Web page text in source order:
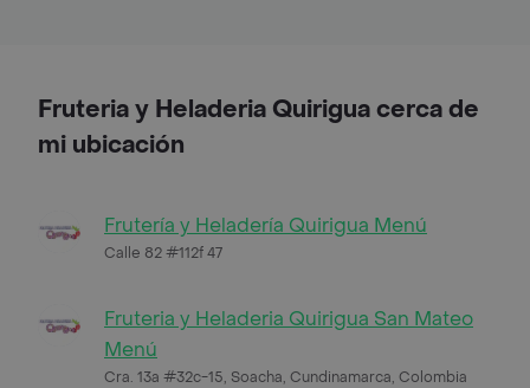
Fruteria y Heladeria Quirigua cerca de
mi ubicación
Frutería y Heladería Quirigua Menú
Calle 82 #112f 47
Fruteria y Heladeria Quirigua San Mateo
Menú
Cra. 13a #32c-15, Soacha, Cundinamarca, Colombia